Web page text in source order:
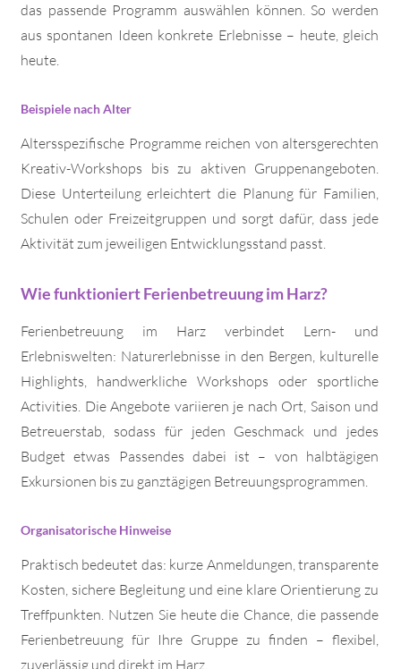
das passende Programm auswählen können. So werden
aus spontanen Ideen konkrete Erlebnisse – heute, gleich
heute.
Beispiele nach Alter
Altersspezifische Programme reichen von altersgerechten
Kreativ-Workshops bis zu aktiven Gruppenangeboten.
Diese Unterteilung erleichtert die Planung für Familien,
Schulen oder Freizeitgruppen und sorgt dafür, dass jede
Aktivität zum jeweiligen Entwicklungsstand passt.
Wie funktioniert Ferienbetreuung im Harz?
Ferienbetreuung im Harz verbindet Lern- und
Erlebniswelten: Naturerlebnisse in den Bergen, kulturelle
Highlights, handwerkliche Workshops oder sportliche
Activities. Die Angebote variieren je nach Ort, Saison und
Betreuerstab, sodass für jeden Geschmack und jedes
Budget etwas Passendes dabei ist – von halbtägigen
Exkursionen bis zu ganztägigen Betreuungsprogrammen.
Organisatorische Hinweise
Praktisch bedeutet das: kurze Anmeldungen, transparente
Kosten, sichere Begleitung und eine klare Orientierung zu
Treffpunkten. Nutzen Sie heute die Chance, die passende
Ferienbetreuung für Ihre Gruppe zu finden – flexibel,
zuverlässig und direkt im Harz.